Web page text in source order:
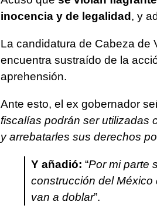
inocencia y de legalidad , y
La candidatura de Cabeza de
encuentra sustraído de la
aprehensión.
Ante esto, el ex gobernador
fiscalías podrán ser utilizadas
y arrebatarles sus derechos
Y añadió: “Por mi parte
construcción del
van a doblar”.